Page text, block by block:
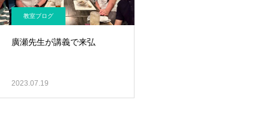
教室ブログ
廣瀬先生が講義で来弘
2023.07.19